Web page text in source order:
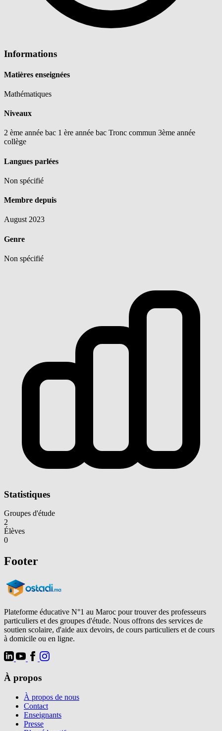
Informations
Matières enseignées
Mathématiques
Niveaux
2 ème année bac 1 ère année bac Tronc commun 3ème année
collège
Langues parlées
Non spécifié
Membre depuis
August 2023
Genre
Non spécifié
Statistiques
Groupes d'étude
2
Élèves
0
Footer
Plateforme éducative N°1 au Maroc pour trouver des professeurs
particuliers et des groupes d'étude. Nous offrons des services de
soutien scolaire, d'aide aux devoirs, de cours particuliers et de cours
à domicile ou en ligne.
À propos
À propos de nous
Contact
Enseignants
Presse